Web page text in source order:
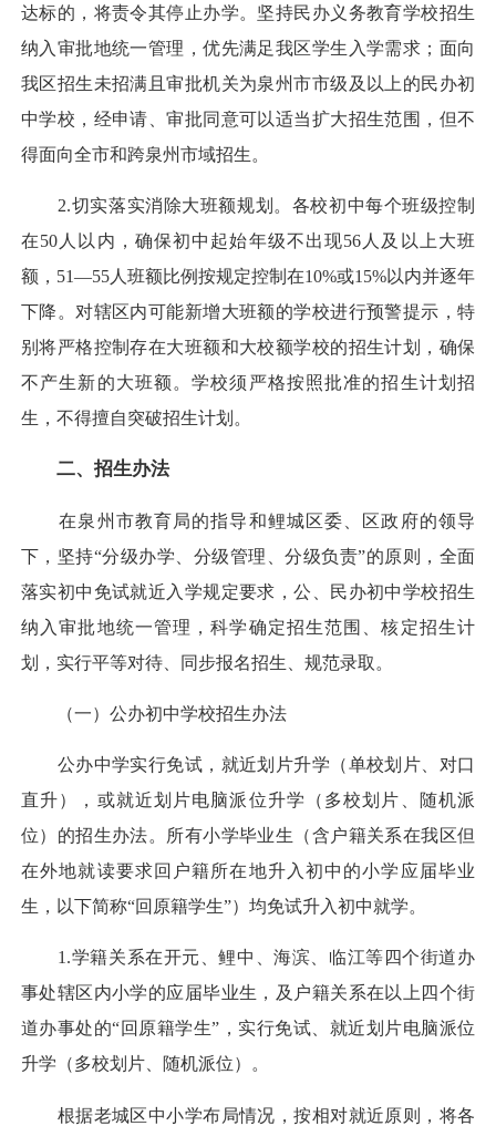
达标的，将责令其停止办学。坚持民办义务教育学校招生
纳入审批地统一管理，优先满足我区学生入学需求；面向
我区招生未招满且审批机关为泉州市市级及以上的民办初
中学校，经申请、审批同意可以适当扩大招生范围，但不
得面向全市和跨泉州市域招生。
2.切实落实消除大班额规划。各校初中每个班级控制
在50人以内，确保初中起始年级不出现56人及以上大班
额，51—55人班额比例按规定控制在10%或15%以内并逐年
下降。对辖区内可能新增大班额的学校进行预警提示，特
别将严格控制存在大班额和大校额学校的招生计划，确保
不产生新的大班额。学校须严格按照批准的招生计划招
生，不得擅自突破招生计划。
二、招生办法
在泉州市教育局的指导和鲤城区委、区政府的领导
下，坚持“分级办学、分级管理、分级负责”的原则，全面
落实初中免试就近入学规定要求，公、民办初中学校招生
纳入审批地统一管理，科学确定招生范围、核定招生计
划，实行平等对待、同步报名招生、规范录取。
（一）公办初中学校招生办法
公办中学实行免试，就近划片升学（单校划片、对口
直升），或就近划片电脑派位升学（多校划片、随机派
位）的招生办法。所有小学毕业生（含户籍关系在我区但
在外地就读要求回户籍所在地升入初中的小学应届毕业
生，以下简称“回原籍学生”）均免试升入初中就学。
1.学籍关系在开元、鲤中、海滨、临江等四个街道办
事处辖区内小学的应届毕业生，及户籍关系在以上四个街
道办事处的“回原籍学生”，实行免试、就近划片电脑派位
升学（多校划片、随机派位）。
根据老城区中小学布局情况，按相对就近原则，将各